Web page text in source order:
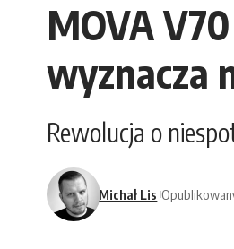
MOVA
wyznacza
Rewolucja o
Michał Lis